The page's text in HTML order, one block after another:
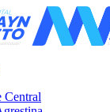
Central